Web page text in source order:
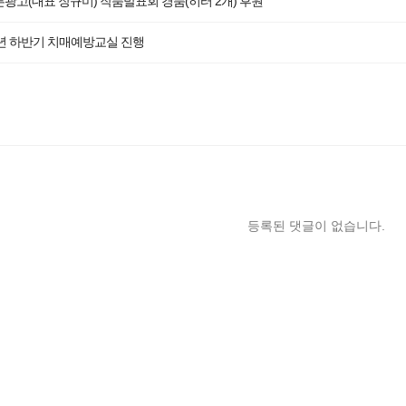
하반기 치매예방교실 진행
등록된 댓글이 없습니다.